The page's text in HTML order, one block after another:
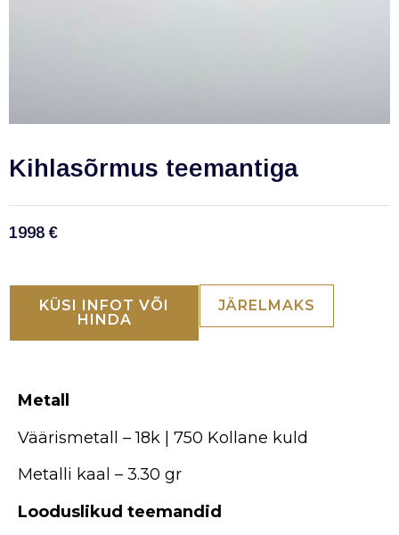
Kihlasõrmus teemantiga
1998 €
KÜSI INFOT VÕI
HINDA
JÄRELMAKS
Metall
Väärismetall – 18k | 750 Kollane kuld
Metalli kaal – 3.30 gr
Looduslikud teemandid